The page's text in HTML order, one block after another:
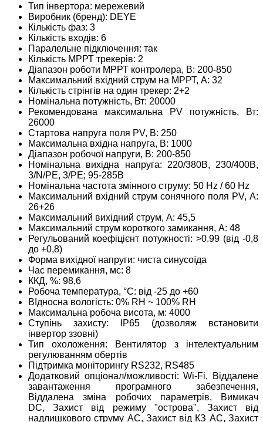
Тип інвертора: мережевий
Виробник (бренд): DEYE
Кількість фаз: 3
Кількість входів: 6
Паралельне підключення: так
Кількість МРРТ трекерів: 2
Діапазон роботи МРРТ контролера, В: 200-850
Максимальний вхідний струм на МРРТ, А: 32
Кількість стрінгів на один трекер: 2+2
Номінальна потужність, Вт: 20000
Рекомендована максимальна PV потужність, Вт:
26000
Стартова напруга поля PV, В: 250
Максимальна вхідна напруга, В: 1000
Діапазон робочої напруги, В: 200-850
Номінальна вихідна напруга: 220/380В, 230/400В,
3/N/PE, 3/PE; 95-285В
Номінальна частота змінного струму: 50 Hz / 60 Hz
Максимальний вхідний струм сонячного поля PV, А:
26+26
Максимальний вихідний струм, А: 45,5
Максимальний струм короткого замикання, А: 48
Регульований коефіцієнт потужності: >0.99 (від -0,8
до +0,8)
Форма вихідної напруги: чиста синусоїда
Час перемикання, мс: 8
ККД, %: 98,6
Робоча температура, °C: від -25 до +60
ВІдносна вологість: 0% RH ~ 100% RH
Максимальна робоча висота, м: 4000
Ступінь захисту: ІР65 (дозволяж встановити
інвертор ззовні)
Тип охоложення: Вентилятор з інтелектуальним
регулюванням обертів
Підтримка моніторингу RS232, RS485
Додатковий опціонал/можливості: Wi-Fi, Віддалене
завантаження програмного забезпечення,
Віддалена зміна робочих параметрів, Вимикач
DC, Захист від режиму "острова", Захист від
надлишкового струму AC, Захист від КЗ AC, Захист